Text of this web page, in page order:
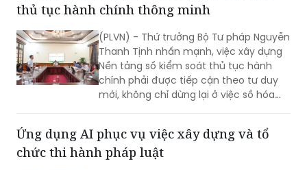
thủ tục hành chính thông minh
(PLVN) - Thứ trưởng Bộ Tư pháp Nguyễn
Thanh Tịnh nhấn mạnh, việc xây dựng
Nền tảng số kiểm soát thủ tục hành
chính phải được tiếp cận theo tư duy
mới, không chỉ dừng lại ở việc số hóa
nghệ, mà phải hướng tới xây dựng một
nền tảng thực sự thông minh, chủ
Ứng dụng AI phục vụ việc xây dựng và tổ
chức thi hành pháp luật